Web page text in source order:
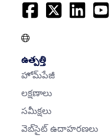
ఉత్పత్తి
హోమ్‌పేజీ
లక్షణాలు
సమీక్షలు
వెబ్‌సైట్ ఉదాహరణలు